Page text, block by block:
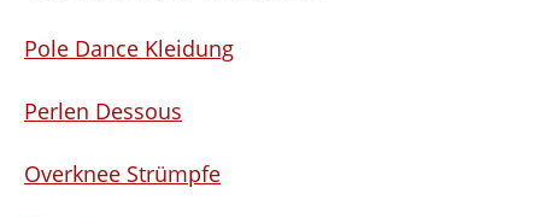
Pole Dance Kleidung
Perlen Dessous
Overknee Strümpfe